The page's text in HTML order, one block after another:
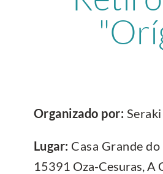
Organizado por:
Lugar: Casa Grande do
15391 Oza-Cesuras, A